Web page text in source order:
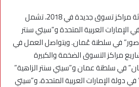
وتخطط الشركة لافتتاح ثلاثة مراكز تسوق جديدة في 2018، تشمل
العربية المتحدة و”سيتي سنتر
في سلطنة عُمان. ويتواصل العمل في
مراكز التسوق الضخمة والكبيرة
في سلطنة عمان و”سيتي سنتر الزاهية”
دولة الإمارات العربية المتحدة، و”سيتي